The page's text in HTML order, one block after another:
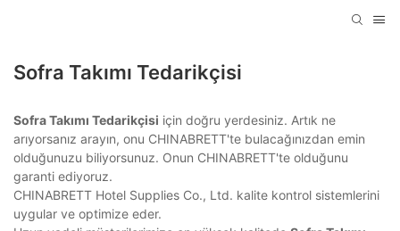
Sofra Takımı Tedarikçisi
Sofra Takımı Tedarikçisi için doğru yerdesiniz. Artık ne
arıyorsanız arayın, onu CHINABRETT'te bulacağınızdan emin
olduğunuzu biliyorsunuz. Onun CHINABRETT'te olduğunu
garanti ediyoruz.
CHINABRETT Hotel Supplies Co., Ltd. kalite kontrol sistemlerini
uygular ve optimize eder.